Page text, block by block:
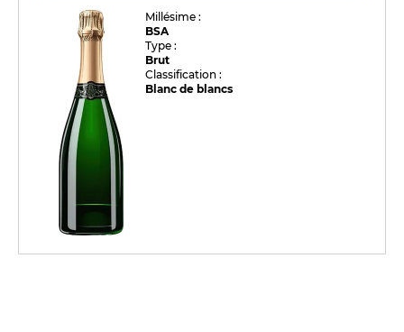
Millésime :
BSA
Type :
Brut
Classification :
Blanc de blancs